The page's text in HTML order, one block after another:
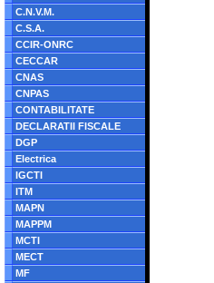
C.N.V.M.
C.S.A.
CCIR-ONRC
CECCAR
CNAS
CNPAS
CONTABILITATE
DECLARATII FISCALE
DGP
Electrica
IGCTI
ITM
MAPN
MAPPM
MCTI
MECT
MF